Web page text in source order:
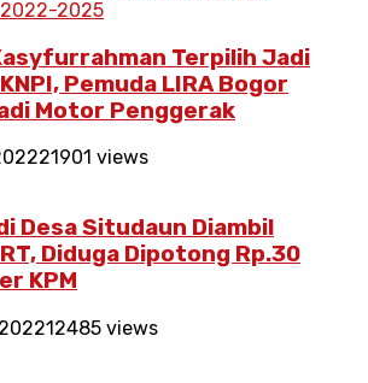
Terpilih Jadi
Pemuda LIRA Bogor
Motor Penggerak
21901 views
Desa Situdaun Diambil
Diduga Dipotong Rp.30
KPM
12485 views